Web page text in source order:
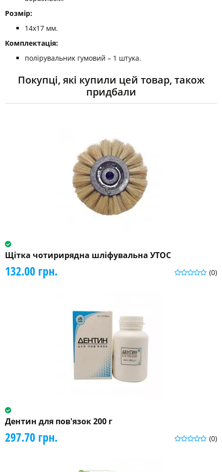
Розмір:
14х17 мм.
Комплектація:
полірувальник гумовий – 1 штука.
Покупці, які купили цей товар, також
придбали
Щітка чотирирядна шліфувальна УТОС
(0)
132.00 грн.
Дентин для пов'язок 200 г
(0)
297.70 грн.